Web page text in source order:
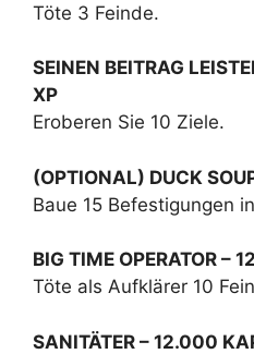
Töte 3 Feinde.
SEINEN BEITRAG
XP
Eroberen Sie 10 Ziele.
(OPTIONAL) DUCK
Baue 15 Befestigungen
BIG TIME OPERATOR –
Töte als Aufklärer 10
SANITÄTER – 12.000